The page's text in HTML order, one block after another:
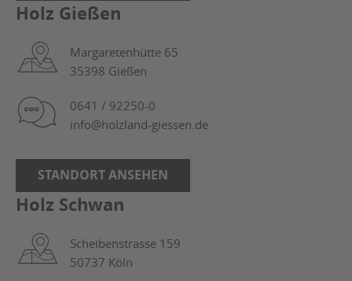
Holz Gießen
Margaretenhütte 65
35398 Gießen
0641 / 92250-0
info@holzland-giessen.de
STANDORT ANSEHEN
Holz Schwan
Scheibenstrasse 159
50737 Köln